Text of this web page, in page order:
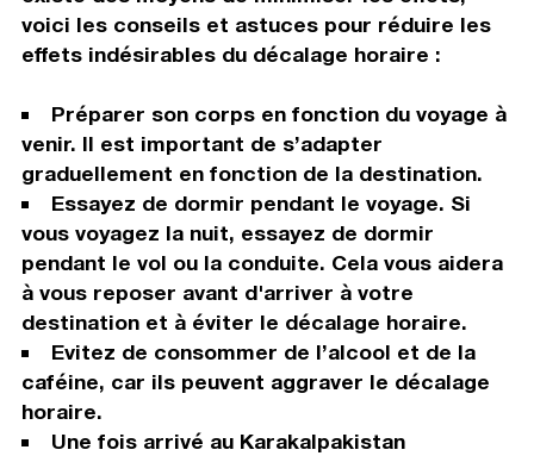
voici les conseils et astuces pour réduire les
effets indésirables du décalage horaire :
Préparer son corps en fonction du voyage à
venir. Il est important de s’adapter
graduellement en fonction de la destination.
Essayez de dormir pendant le voyage. Si
vous voyagez la nuit, essayez de dormir
pendant le vol ou la conduite. Cela vous aidera
à vous reposer avant d'arriver à votre
destination et à éviter le décalage horaire.
Evitez de consommer de l’alcool et de la
caféine, car ils peuvent aggraver le décalage
horaire.
Une fois arrivé au Karakalpakistan